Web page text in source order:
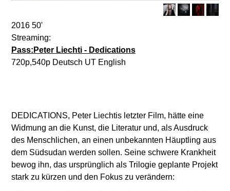
2016 50'
Streaming:
Pass:Peter Liechti - Dedications
720p,540p Deutsch UT English
DEDICATIONS, Peter Liechtis letzter Film, hätte eine
Widmung an die Kunst, die Literatur und, als Ausdruck
des Menschlichen, an einen unbekannten Häuptling aus
dem Südsudan werden sollen. Seine schwere Krankheit
bewog ihn, das ursprünglich als Trilogie geplante Projekt
stark zu kürzen und den Fokus zu verändern: